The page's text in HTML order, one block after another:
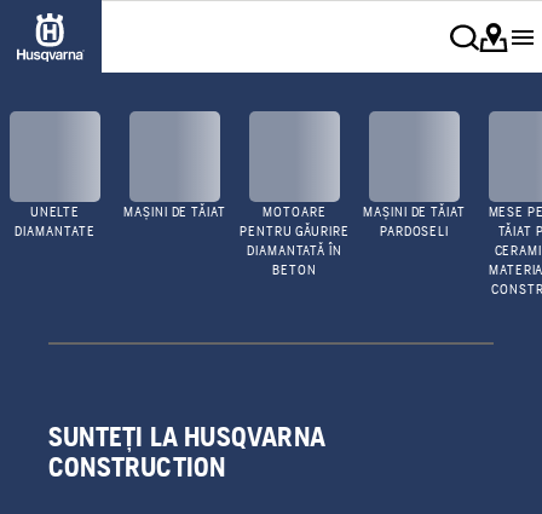
UNELTE
DIAMANTATE
MAȘINI DE TĂIAT
MOTOARE
PENTRU GĂURIRE
DIAMANTATĂ ÎN
BETON
MAȘINI DE TĂIAT
PARDOSELI
MESE
TĂIAT
SUNTEȚI LA HUSQVARNA
CONSTRUCTION